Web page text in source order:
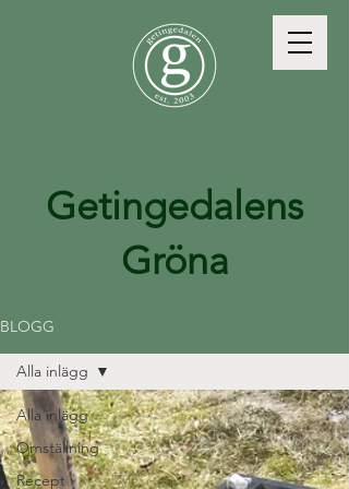
Getingedalens
Gröna
BLOGG
Alla inlägg
Omställning
Recept
Alla inlägg